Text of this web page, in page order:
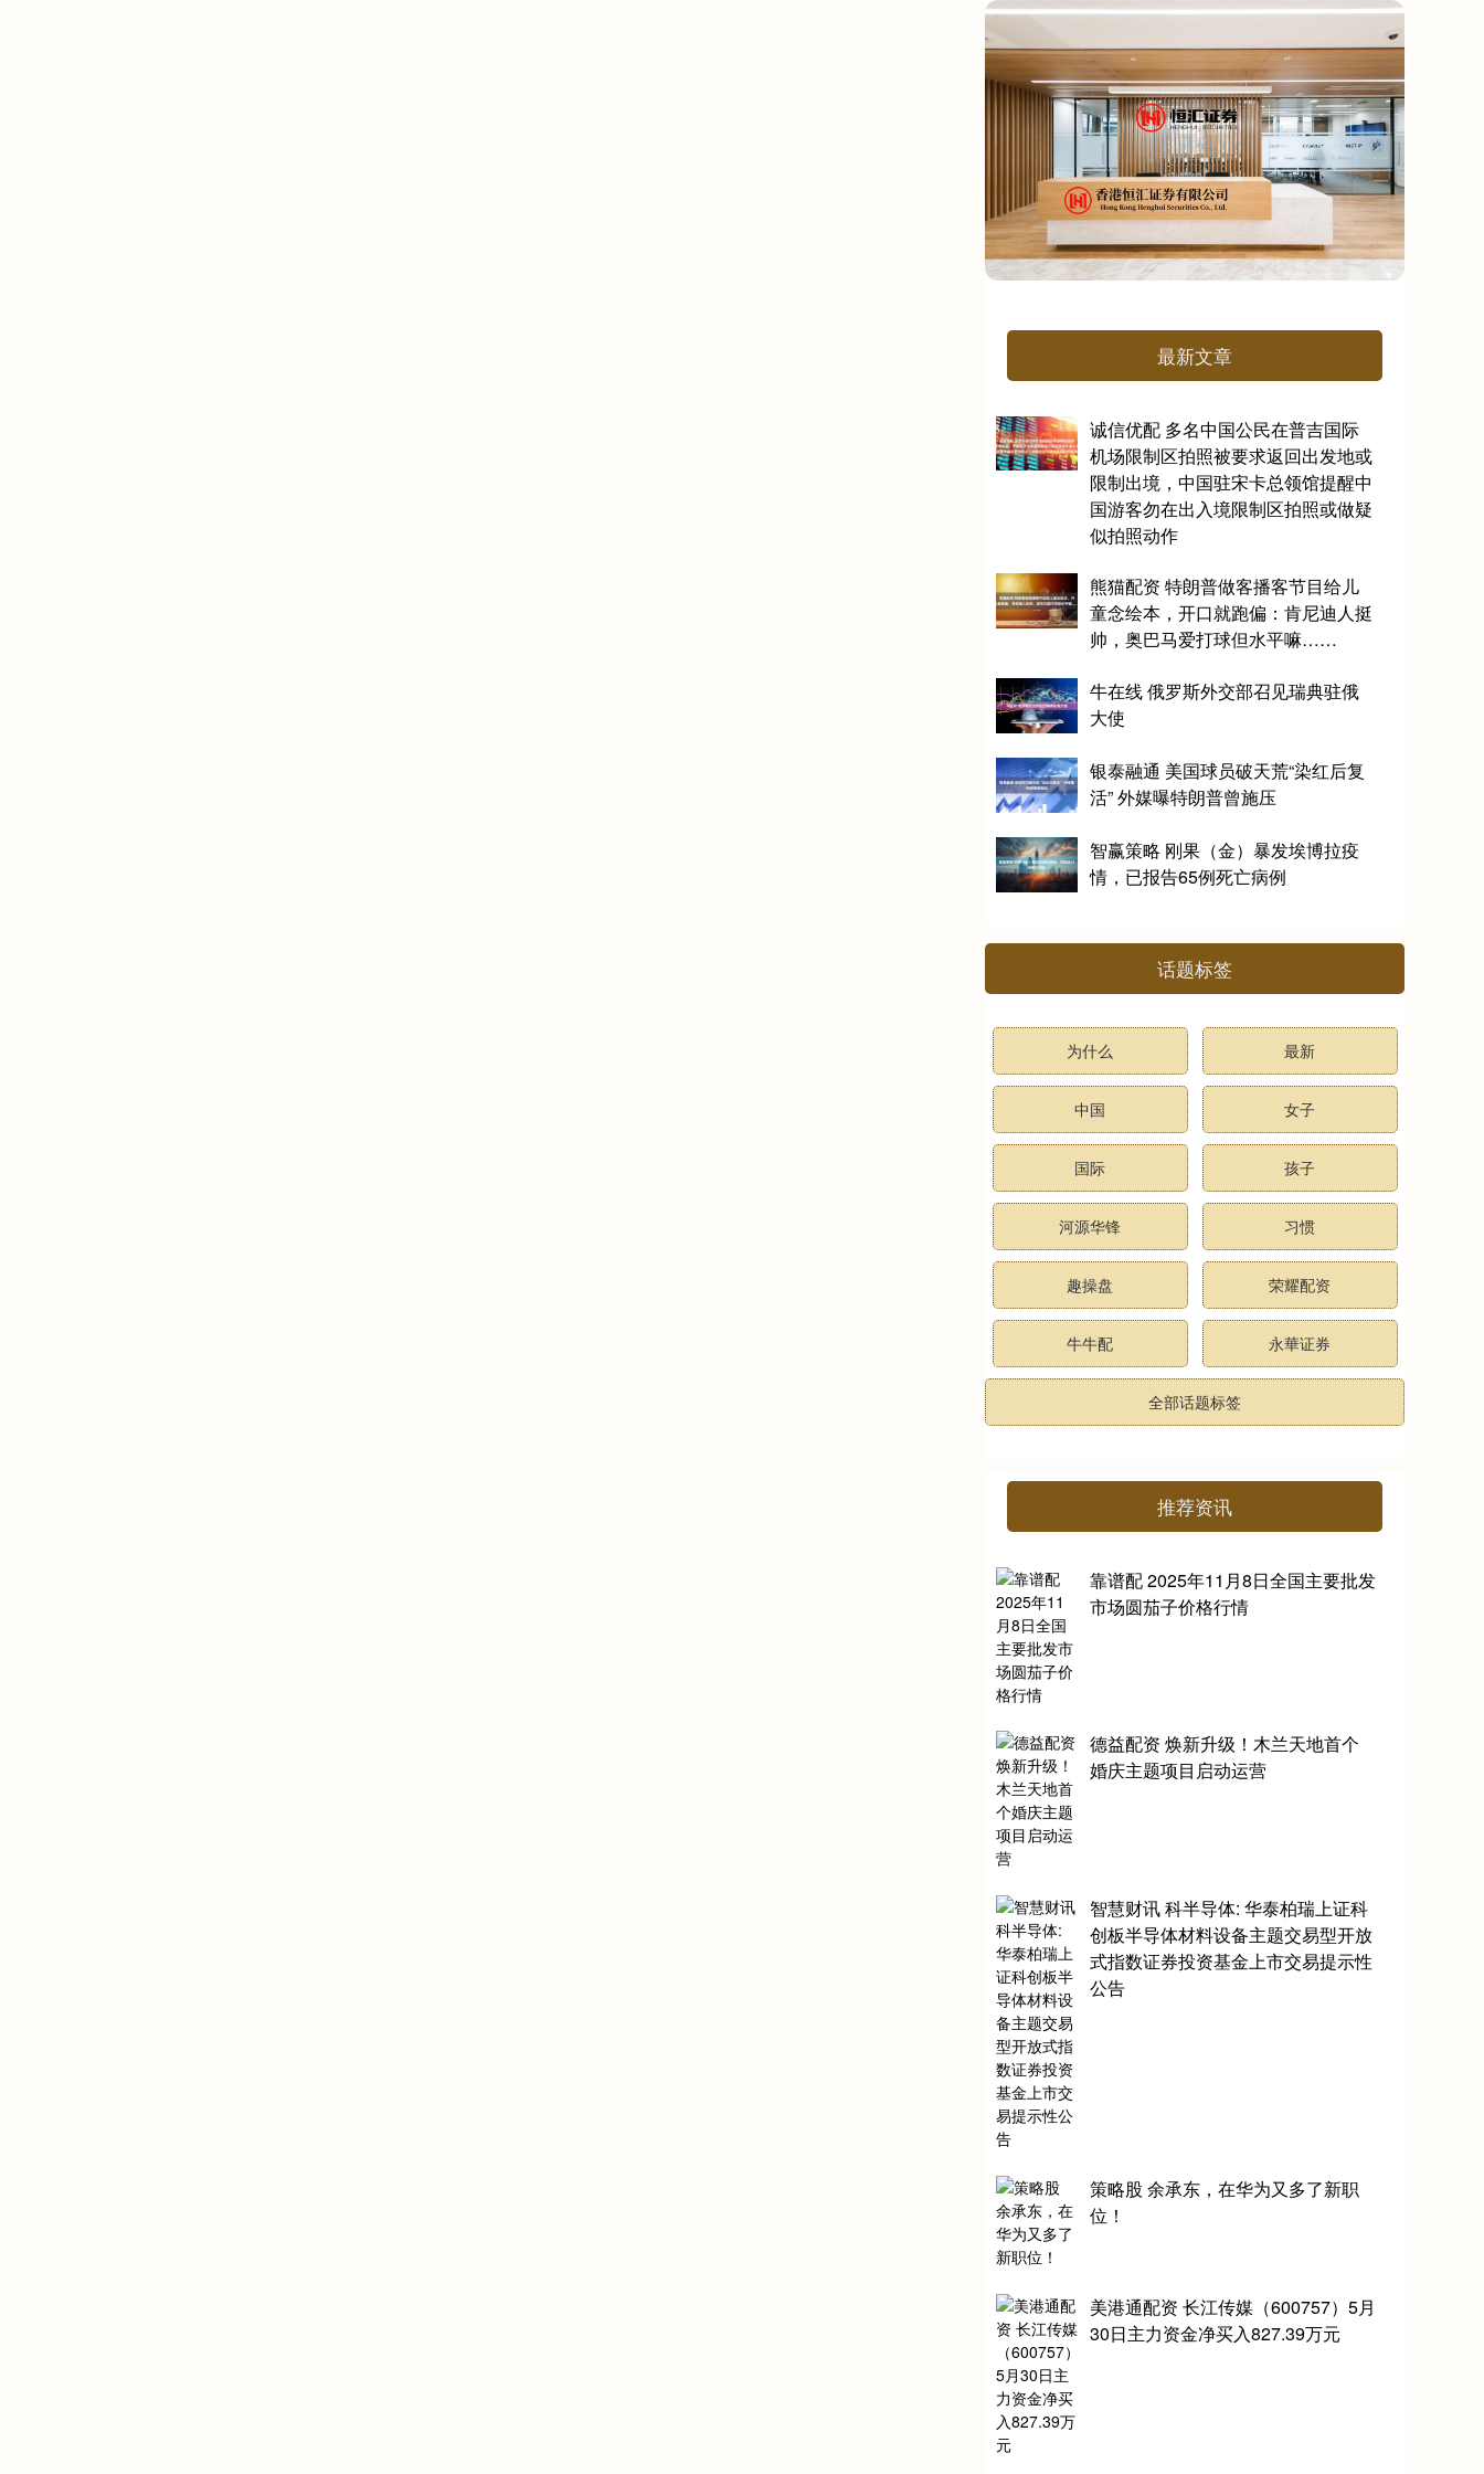
最新文章
诚信优配 多名中国公民在普吉国际
机场限制区拍照被要求返回出发地或
限制出境，中国驻宋卡总领馆提醒中
国游客勿在出入境限制区拍照或做疑
似拍照动作
熊猫配资 特朗普做客播客节目给儿
童念绘本，开口就跑偏：肯尼迪人挺
帅，奥巴马爱打球但水平嘛……
牛在线 俄罗斯外交部召见瑞典驻俄
大使
银泰融通 美国球员破天荒“染红后复
活” 外媒曝特朗普曾施压
智赢策略 刚果（金）暴发埃博拉疫
情，已报告65例死亡病例
话题标签
为什么 最新
中国 女子
国际 孩子
河源华锋 习惯
趣操盘 荣耀配资
牛牛配 永華证券
全部话题标签
推荐资讯
靠谱配 2025年11月8日全国主要批发
市场圆茄子价格行情
德益配资 焕新升级！木兰天地首个
婚庆主题项目启动运营
智慧财讯 科半导体: 华泰柏瑞上证科
创板半导体材料设备主题交易型开放
式指数证券投资基金上市交易提示性
公告
策略股 余承东，在华为又多了新职
位！
美港通配资 长江传媒（600757）5月
30日主力资金净买入827.39万元